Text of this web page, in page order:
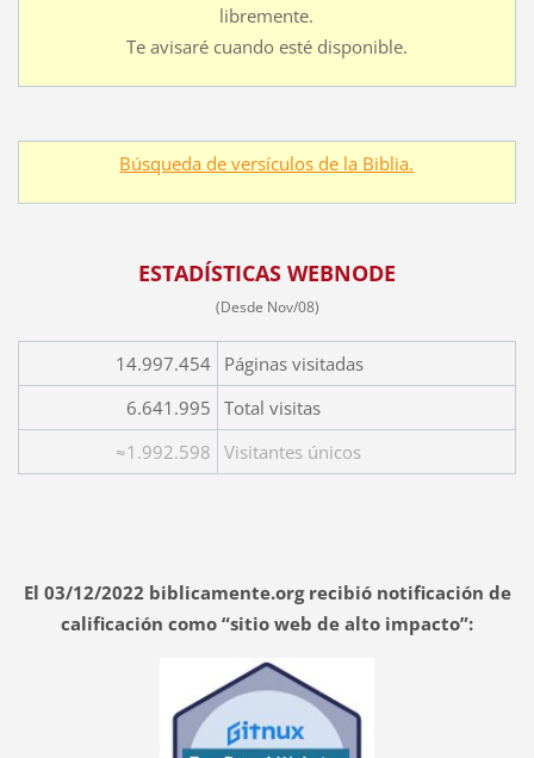
libremente.
Te avisaré cuando esté disponible.
Búsqueda de versículos de la Biblia.
ESTADÍSTICAS WEBNODE
(Desde Nov/08)
14.997.454
Páginas visitadas
6.641.995 Total visitas
≈1.992.598 Visitantes únicos
El 03/12/2022 biblicamente.org recibió notificación de
calificación como “sitio web de alto impacto”: